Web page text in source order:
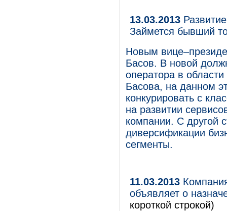
13.03.2013
Займется бывший
Новым
Басов. В новой
оператора в
Басова, на данном
конкурировать с
на развитии
компании. С другой
диверсификации
сегменты.
11.03.2013
объявляет о
короткой строкой)